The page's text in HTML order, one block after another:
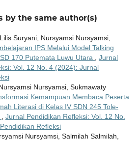
by the same author(s)
Suryani, Nursyamsi Nursyamsi,
IPS Melalui Model Talking
170 Putemata Luwu Utara
Jurnal
Vol. 12 No. 4 (2024): Jurnal
Nursyamsi, Sukmawaty
Kemampuan Membaca Peserta
Literasi di Kelas IV SDN 245 Tole-
Jurnal Pendidikan Refleksi: Vol. 12 No.
Refleksi
Nursyamsi, Salmilah Salmilah,